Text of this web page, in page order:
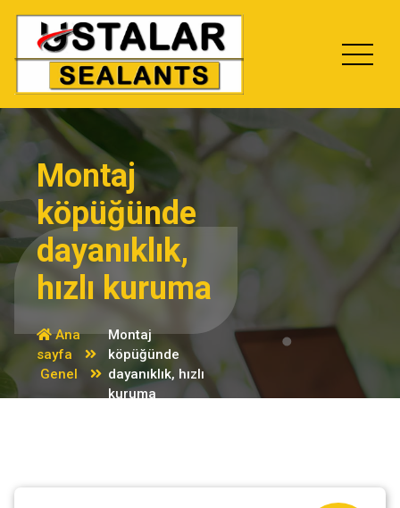
Montaj
köpüğünde
dayanıklık,
hızlı kuruma
Ana
sayfa
Genel
Montaj
köpüğünde
dayanıklık, hızlı
kuruma